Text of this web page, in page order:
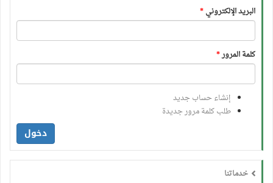
البريد الإلكتروني*
كلمة المرور*
إنشاء حساب جديد
طلب كلمة مرور جديدة
دخول
خدماتنا